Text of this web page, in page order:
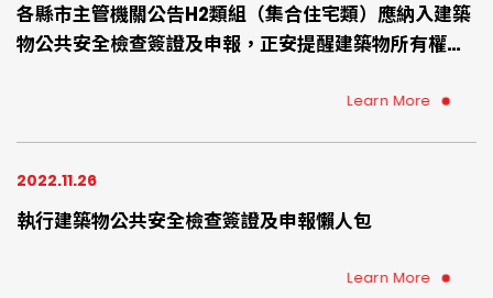
各縣市主管機關公告H2類組（集合住宅類）應納入建築
物公共安全檢查簽證及申報，正安提醒建築物所有權
可提早準備、提早委託專業檢查機構確認您的住宅環境
Learn More
2022.11.26
執行建築物公共安全檢查簽證及申報懶人包
Learn More